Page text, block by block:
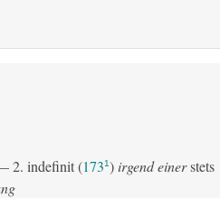
2. indefinit(1731) irgend einerstets